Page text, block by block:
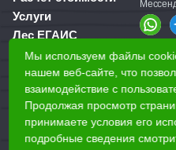
Услуги
Лес ЕГАИС
О компании
Доставка и оплата
Для бизнеса
Наши магазины
+7
Мы используем файлы
нашем веб-сайте, что
взаимодействие с
Продолжая просмотр
принимаете условия его
подробные сведения